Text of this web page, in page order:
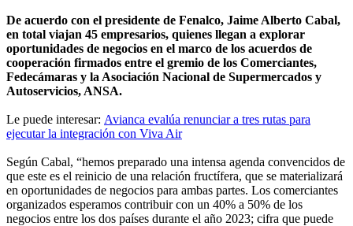
De acuerdo con el presidente de Fenalco, Jaime Alberto Cabal,
en total viajan 45 empresarios, quienes llegan a explorar
oportunidades de negocios en el marco de los acuerdos de
cooperación firmados entre el gremio de los Comerciantes,
Fedecámaras y la Asociación Nacional de Supermercados y
Autoservicios, ANSA.
Le puede interesar: Avianca evalúa renunciar a tres rutas para
ejecutar la integración con Viva Air
Según Cabal, “hemos preparado una intensa agenda convencidos de
que este es el reinicio de una relación fructífera, que se materializará
en oportunidades de negocios para ambas partes. Los comerciantes
organizados esperamos contribuir con un 40% a 50% de los
negocios entre los dos países durante el año 2023; cifra que puede